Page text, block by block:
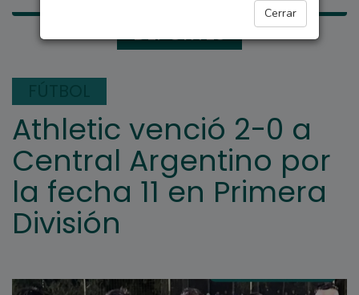
Cerrar
DEPORTES
Athletic venció 2-0 a
Central Argentino por
la fecha 11 en Primera
División